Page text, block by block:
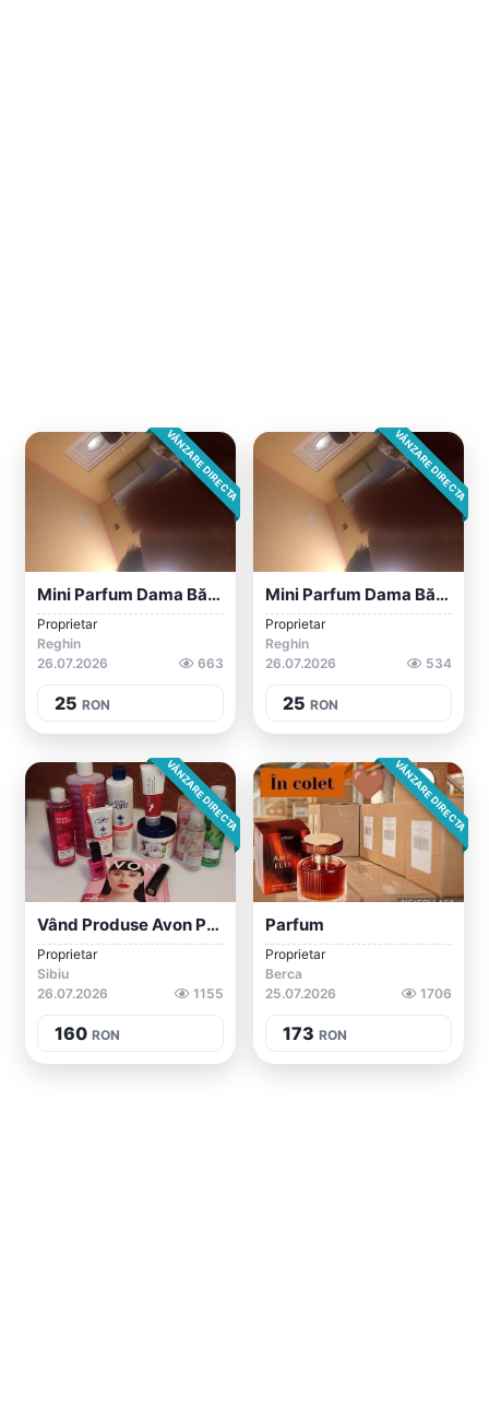
VÂNZARE DIRECTA
Mini Parfum Dama Bărbat
Proprietar
Reghin
26.07.2026
663
25 RON
VÂNZARE DIRECTA
Mini Parfum Dama Bărbat
Proprietar
Reghin
26.07.2026
534
25 RON
VÂNZARE DIRECTA
Vând Produse Avon Pe Comandă!
Proprietar
Sibiu
26.07.2026
1155
160 RON
VÂNZARE DIRECTA
Parfum
Proprietar
Berca
25.07.2026
1706
173 RON